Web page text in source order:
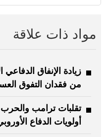
مواد ذات علاقة
زيادة الإنفاق
من فقدان التفوق
تقلبات ترامب والحرب
أولويات الدفاع